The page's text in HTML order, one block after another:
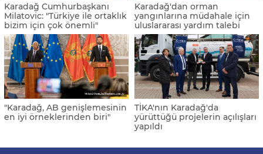
Karadağ Cumhurbaşkanı
Milatovic: "Türkiye ile ortaklık
bizim için çok önemli"
Karadağ'dan orman
yangınlarına müdahale için
uluslararası yardım talebi
"Karadağ, AB genişlemesinin
en iyi örneklerinden biri"
TİKA'nın Karadağ'da
yürüttüğü projelerin açılışları
yapıldı